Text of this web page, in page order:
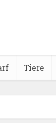
Tiere